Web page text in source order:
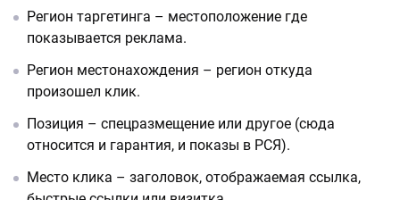
Регион таргетинга – местоположение где
показывается реклама.
Регион местонахождения – регион откуда
произошел клик.
Позиция – спецразмещение или другое (сюда
относится и гарантия, и показы в РСЯ).
Место клика – заголовок, отображаемая ссылка,